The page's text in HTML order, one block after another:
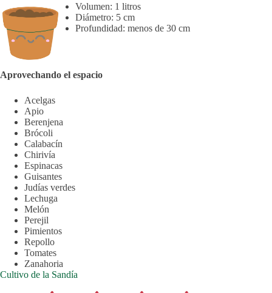
Volumen: 1 litros
Diámetro: 5 cm
Profundidad: menos de 30 cm
Aprovechando el espacio
Acelgas
Apio
Berenjena
Brócoli
Calabacín
Chirivía
Espinacas
Guisantes
Judías verdes
Lechuga
Melón
Perejil
Pimientos
Repollo
Tomates
Zanahoria
Cultivo de la Sandía